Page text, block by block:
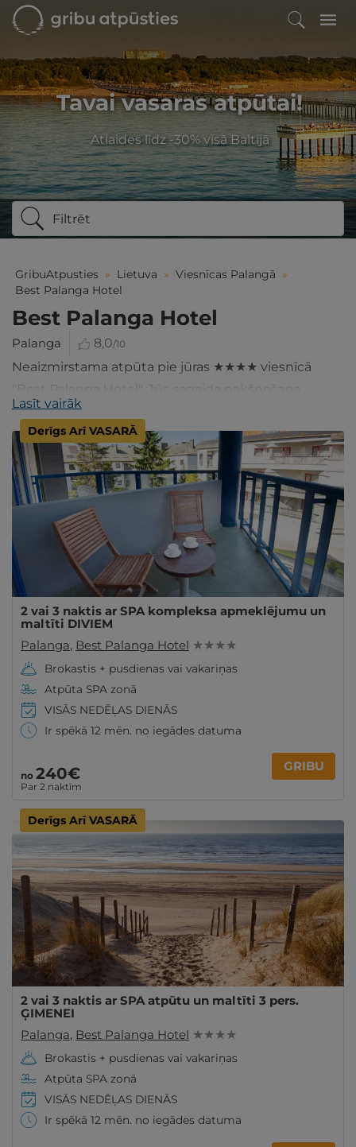
Tavai vasaras atpūtai!
Atlaides līdz -30% visā Baltijā
Filtrēt
GribuAtpusties » Lietuva » Viesnīcas Palangā »
Best Palanga Hotel
Best Palanga Hotel
Palanga 8,0/10
Neaizmirstama atpūta pie jūras ★★★★ viesnīcā
"Best Palanga Hotel". Jūs sagaida nakšņošana
mājīgā numurā, lielisks restorāns kā arī SPA baudas.
Lasīt vairāk
Derīgs Arī VASARĀ
2 vai 3 naktis ar SPA kompleksa apmeklējumu un
maltīti DIVIEM
Palanga, Best Palanga Hotel ★ ★ ★ ★
Brokastis + pusdienas vai vakariņas
Atpūta SPA zonā
VISĀS NEDĒĻAS DIENĀS
Ir spēkā 12 mēn. no iegādes datuma
no 240€
Par 2 naktīm
GRIBU
Derīgs Arī VASARĀ
2 vai 3 naktis ar SPA atpūtu un maltīti 3 pers.
ĢIMENEI
Palanga, Best Palanga Hotel ★ ★ ★ ★
Brokastis + pusdienas vai vakariņas
Atpūta SPA zonā
VISĀS NEDĒĻAS DIENĀS
Ir spēkā 12 mēn. no iegādes datuma